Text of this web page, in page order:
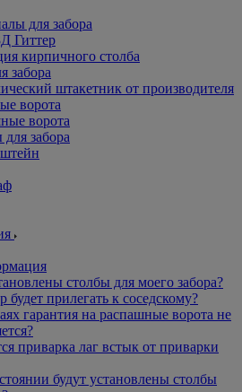
для забора
Гиттер
кирпичного столба
забора
штакетник от производителя
ворота
ворота
забора
столбы для моего забора?
будет прилегать к соседскому?
гарантия на распашные ворота не
приварка лаг встык от приварки
будут установлены столбы